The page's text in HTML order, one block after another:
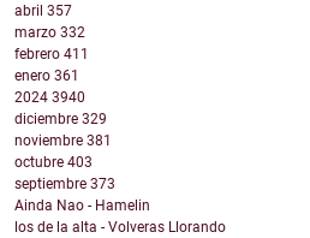
abril 357
marzo 332
febrero 411
enero 361
2024 3940
diciembre 329
noviembre 381
octubre 403
septiembre 373
Ainda Nao - Hamelin
los de la alta - Volveras Llorando